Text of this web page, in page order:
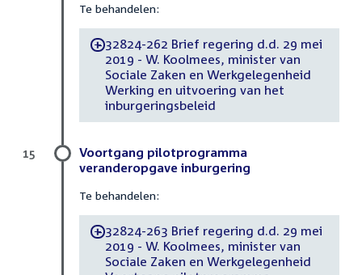
Te behandelen:
-32824-262 Brief regering d.d. 29 mei
2019 - W. Koolmees, minister van
Sociale Zaken en Werkgelegenheid
Werking en uitvoering van het
inburgeringsbeleid
Voortgang pilotprogramma
veranderopgave inburgering
Te behandelen:
-32824-263 Brief regering d.d. 29 mei
2019 - W. Koolmees, minister van
Sociale Zaken en Werkgelegenheid
15